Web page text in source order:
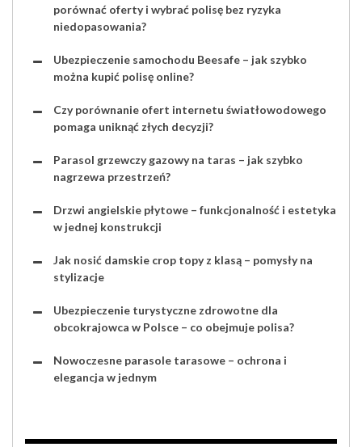
porównać oferty i wybrać polisę bez ryzyka
niedopasowania?
Ubezpieczenie samochodu Beesafe – jak szybko
można kupić polisę online?
Czy porównanie ofert internetu światłowodowego
pomaga uniknąć złych decyzji?
Parasol grzewczy gazowy na taras – jak szybko
nagrzewa przestrzeń?
Drzwi angielskie płytowe – funkcjonalność i estetyka
w jednej konstrukcji
Jak nosić damskie crop topy z klasą – pomysły na
stylizacje
Ubezpieczenie turystyczne zdrowotne dla
obcokrajowca w Polsce – co obejmuje polisa?
Nowoczesne parasole tarasowe – ochrona i
elegancja w jednym